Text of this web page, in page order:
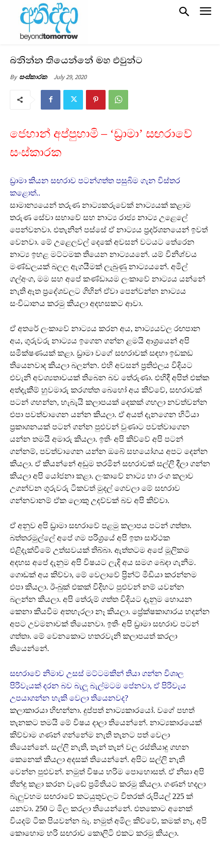
බනින්න තියෙන්නේ මහ එවුන්ට
By සංස්කාරක July 29, 2020
ජෙහාන් අප්පුහාමි – ‘ඩ්‍රාමා’ සඟරාවේ
සංස්කාරක
ඩ්‍රාමා කියන සඟරාව පටන්ගත්ත පසුබිම ගැන විස්තර
කළොත්..
සාමාන්‍යයෙන් තරුණ නාට්‍යකරුවෙක් නාට්‍යයක් කළාම
තරුණ සේවා සභාවේ සහ නාට්‍ය රාජ්‍ය නාට්‍ය උළෙලේ
පෙන්වනවා. එතැනින් පස්සේ ඒ නාට්‍යය ප්‍රදර්ශනයෙන් ඉවත්
වෙනවා. මේ උළෙලවල් දෙකේ අවසන් වටයට තේරෙන
නාට්‍ය ඉහළ මට්ටමක තියෙන නාට්‍යයනේ. යම් විනිශ්චය
මණ්ඩලයක් බලල ඇගයීමක් ලැබුණු නාට්‍යයනේ. අමිල්
ගල්අංග, මම සහ අපේ කණ්ඩායම ලංකාවේ නාට්‍යය යන්නේ
නැති ඈත ප්‍රදේශවලට ගිහින් ඒවා පෙන්වන්න නාට්‍යය
සංවිධානය කරමු කියලා අදහසකට ආවා.
ඒ අතරේ ලංකාවේ නාට්‍යය කරන අය, නාට්‍යයවල රඟපාන
අය, ගුරුවරු නාට්‍යය ඉගෙන ගන්න ළමයි ආශ්‍රයෙන් අපි
සමීක්ෂණයක් කළා. ඩ්‍රාමා වගේ සඟරාවක් සඳහා ඉඩකඩ
තියෙනවාද කියලා බලන්න. එහි අවසන් ප්‍රතිඵලය විදියට
එවැනි අවශ්‍යතාවයක් තිබෙන බව තේරුණා. එහිදී අපිත් එක්ක
අත්දැකීම් හුවමාරු කරගත්ත බෙහෝ අය කිව්වේ, සඟරාවක්
පටන් ගහන්න, හැබැයි කලාපයක් දෙකක් ගහලා නවත්වන්න
එපා පවත්වාගෙන යන්න කියලා. ඒ අයත් දැනගෙන හිටියා
ප්‍රකාශනයක් පටන් ගන්න පුළුවන් වුණාට පවත්වාගෙන
යන්න තමයි අමාරු කියලා. ඉතිං අපි කිව්වේ අපි පටන්
ගන්නම්, පවත්වාගෙන යන්න ඔබේ සහයෝගය අපට දෙන්න
කියලා. ඒ කියන්නේ අඩුම තරමින් සඟරාවක් සල්ලි දීලා ගන්න
කියලා අපි යෝජනා කළා. ලංකාවේ නාට්‍ය හා රංග කලාව
උගන්වන ගුරුවරු ටිකවත් මුදල් ගෙවලා මේ සඟරාව
ගන්නවානම් ඒක ලොකු උදව්වක් බව අපි කිව්වා.
ඒ අනුව අපි ඩ්‍රාමා සඟරාවේ පළමු කලාපය පටන් ගත්තා.
බත්තරමුල්ලේ අපේ ගම පරිශ්‍රයේ අපි ඉතා සාර්ථක
එළිදැක්වීමේ උත්සවයක් තිබ්බා. ඇත්තටම අපේ මූලිකම
අදහස අපේ දැනුම අපි විෂයට ලැදි අය සමග බෙදා ගැනීම.
ගොඩක් අය කිව්වා, මේ වෙලාවේ ප්‍රින්ට් මීඩියා කරන්නම
එපා කියලා. ඊ-බුක් එකක් විදිහට පුළුවන් නම් යවන්න
බලන්න කියලා. අපි තේරුම් ගත්ත විදියට දැනුම හොයන
කෙනා කියවීම අතහැරලා නෑ කියලා. ප්‍රේක්ෂකාගාරය හදන්න
අපට උවමනාවක් තියෙනවා. ඉතිං අපි ඩ්‍රාමා සඟරාව පටන්
ගත්තා. මේ වෙනකොට හතරවැනි කලාපයත් කරලා
තියෙන්නේ.
සඟරාවේ නිමාව උසස් මට්ටමකින් තියා ගන්න විශාල
පිරිවැයක් දරන බව බැලූ බැල්මටම පේනවා, ඒ පිරිවැය
උපයාගන්න හැකි වෙලා තියෙනවද?
කලාකාරයා හිඟන්නා. දුප්පත් නාට්‍යකාරයෝ. වගේ පහත්
තැනකට තමයි මේ විෂය දාලා තියෙන්නේ. නාට්‍යකාරයෙක්
කිව්වාම ගණන් ගන්නේම නැති තැනට පත් වෙලා
තියෙන්නේ. සල්ලි නැති, තැන් තැන් වල රස්තියාදු ගහන
කෙනෙක් කියලා අදසක් තියෙන්නේ. අපිට සල්ලි නැති
වෙන්න පුළුවන්. නමුත් විෂය හරිම පොහොසත්. ඒ නිසා අපි
තීන්දු කළා කරන වැඬේ ප්‍රමිතියට කරමු කියලා. ගණන් හදලා
බැලුවහම සඟරාවේ කටයුතුවලට විතරක් රුපියල් 225 ක්
යනවා. 250 ට මිල කරලා තියෙන්නේ. එතකොට අනෙක්
වියදම් ටික පියවන්න බෑ. නමුත් අමිල කිව්වේ, කමක් නෑ, අපි
කොහොම හරි සඟරාව කොලිටි එකට කරමු කියලා.